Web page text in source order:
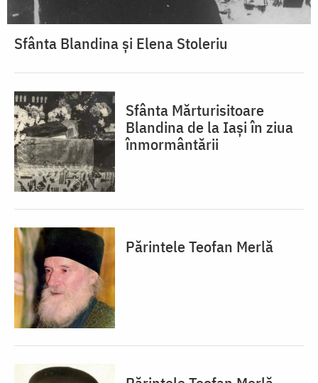
Sfânta Blandina și Elena Stoleriu
Sfânta Mărturisitoare
Blandina de la Iași în ziua
înmormântării
Părintele Teofan Merlă